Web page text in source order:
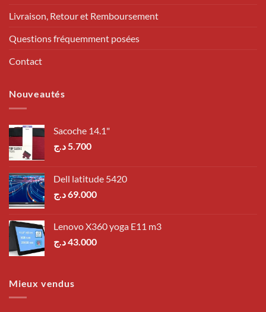
Livraison, Retour et Remboursement
Questions fréquemment posées
Contact
Nouveautés
Sacoche 14.1"
5.700د.ج
Dell latitude 5420
69.000د.ج
Lenovo X360 yoga E11 m3
43.000د.ج
Mieux vendus